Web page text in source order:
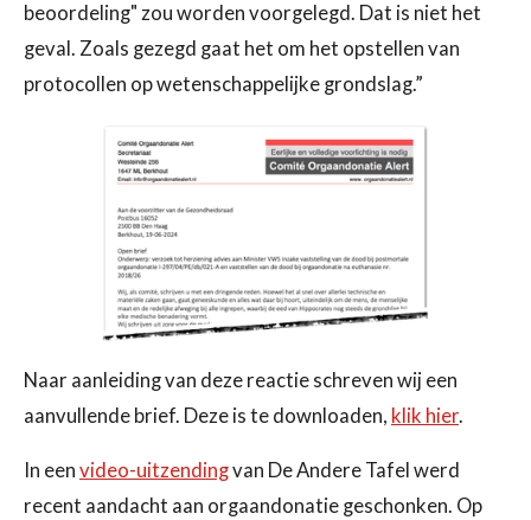
beoordeling" zou worden voorgelegd. Dat is niet het
geval. Zoals gezegd gaat het om het opstellen van
protocollen op wetenschappelijke grondslag.”
Naar aanleiding van deze reactie schreven wij een
aanvullende brief. Deze is te downloaden, klik hier.
In een video-uitzendingvan De Andere Tafel werd
recent aandacht aan orgaandonatie geschonken. Op